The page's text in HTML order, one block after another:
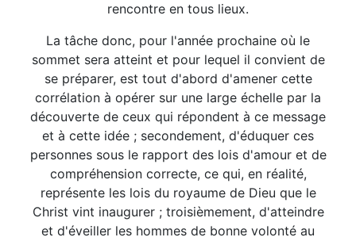
rencontre en tous lieux.
La tâche donc, pour l'année prochaine où le
sommet sera atteint et pour lequel il convient de
se préparer, est tout d'abord d'amener cette
corrélation à opérer sur une large échelle par la
découverte de ceux qui répondent à ce message
et à cette idée ; secondement, d'éduquer ces
personnes sous le rapport des lois d'amour et de
compréhension correcte, ce qui, en réalité,
représente les lois du royaume de Dieu que le
Christ vint inaugurer ; troisièmement, d'atteindre
et d'éveiller les hommes de bonne volonté au